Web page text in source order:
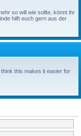
so will wie sollte, könnt ihr
hilft euch gern aus der
this makes it easier for